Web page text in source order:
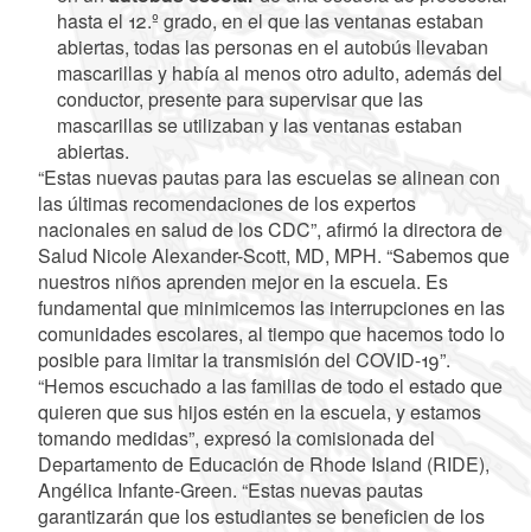
hasta el 12.º grado, en el que las ventanas estaban
abiertas, todas las personas en el autobús llevaban
mascarillas y había al menos otro adulto, además del
conductor, presente para supervisar que las
mascarillas se utilizaban y las ventanas estaban
abiertas.
“Estas nuevas pautas para las escuelas se alinean con
las últimas recomendaciones de los expertos
nacionales en salud de los CDC”, afirmó la directora de
Salud Nicole Alexander-Scott, MD, MPH. “Sabemos que
nuestros niños aprenden mejor en la escuela. Es
fundamental que minimicemos las interrupciones en las
comunidades escolares, al tiempo que hacemos todo lo
posible para limitar la transmisión del COVID-19”.
“Hemos escuchado a las familias de todo el estado que
quieren que sus hijos estén en la escuela, y estamos
tomando medidas”, expresó la comisionada del
Departamento de Educación de Rhode Island (RIDE),
Angélica Infante-Green. “Estas nuevas pautas
garantizarán que los estudiantes se beneficien de los